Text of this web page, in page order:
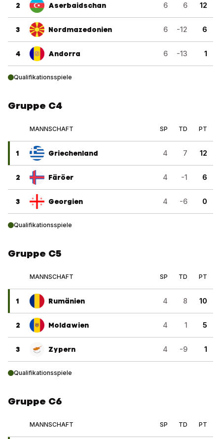
2 Aserbaidschan 6 6 12
3 Nordmazedonien 6 -12 6
4 Andorra 6 -13 1
Qualifikationsspiele
Gruppe C4
MANNSCHAFT SP TD PT
1 Griechenland 4 7 12
2 Färöer 4 -1 6
3 Georgien 4 -6 0
Qualifikationsspiele
Gruppe C5
MANNSCHAFT SP TD PT
1 Rumänien 4 8 10
2 Moldawien 4 1 5
3 Zypern 4 -9 1
Qualifikationsspiele
Gruppe C6
MANNSCHAFT SP TD PT